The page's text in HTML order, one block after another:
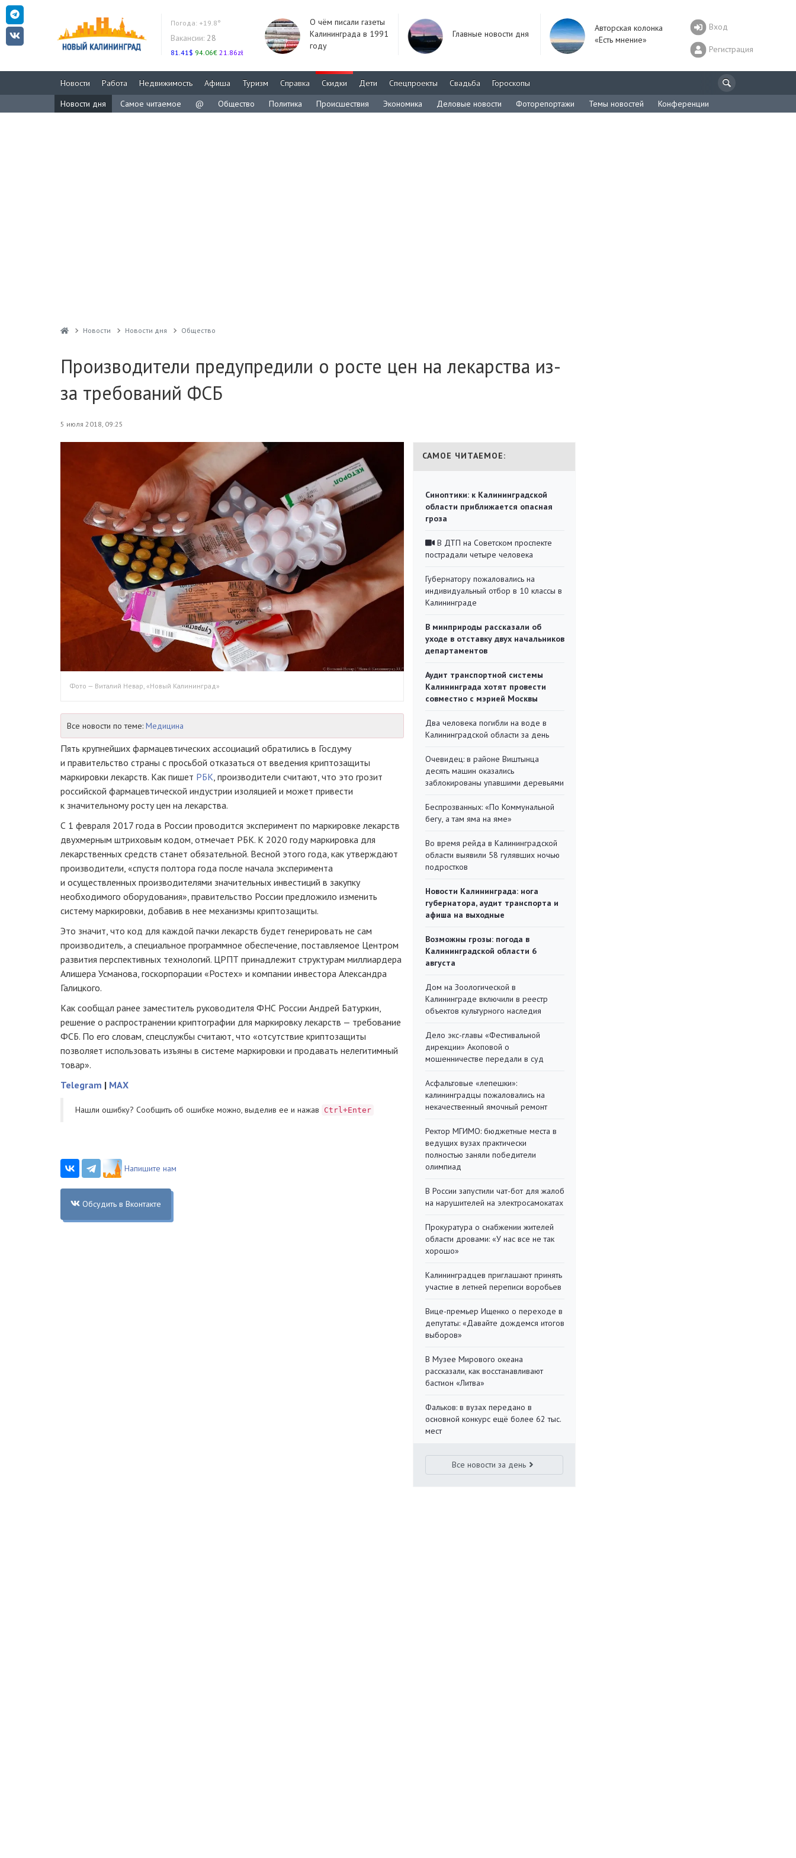
Погода: +19.8°
Вакансии: 28
81.41$ 94.06€ 21.86zł
О чём писали газеты
Калининграда в 1991
году
Главные новости дня
Авторская колонка
«Есть мнение»
Вход
Регистрация
Новости Работа Недвижимость Афиша Туризм Справка Скидки Дети Спецпроекты Свадьба
Гороскопы
Новости дня
Самое читаемое @ Общество Политика Происшествия Экономика Деловые новости Фоторепортажи Темы новостей Конференции
Новости Новости дня Общество
Производители предупредили о росте цен на лекарства из-
за требований ФСБ
5 июля 2018, 09:25
Фото — Виталий Невар, «Новый Калининград»
Все новости по теме: Медицина
Пять крупнейших фармацевтических ассоциаций обратились в Госдуму
и правительство страны с просьбой отказаться от введения криптозащиты
маркировки лекарств. Как пишет РБК , производители считают, что это грозит
российской фармацевтической индустрии изоляцией и может привести
к значительному росту цен на лекарства.
С 1 февраля 2017 года в России проводится эксперимент по маркировке лекарств
двухмерным штриховым кодом, отмечает РБК. К 2020 году маркировка для
лекарственных средств станет обязательной. Весной этого года, как утверждают
производители, «спустя полтора года после начала эксперимента
и осуществленных производителями значительных инвестиций в закупку
необходимого оборудования», правительство России предложило изменить
систему маркировки, добавив в нее механизмы криптозащиты.
Это значит, что код для каждой пачки лекарств будет генерировать не сам
производитель, а специальное программное обеспечение, поставляемое Центром
развития перспективных технологий. ЦРПТ принадлежит структурам миллиардера
Алишера Усманова, госкорпорации «Ростех» и компании инвестора Александра
Галицкого.
Как сообщал ранее заместитель руководителя ФНС России Андрей Батуркин,
решение о распространении криптографии для маркировку лекарств — требование
ФСБ. По его словам, спецслужбы считают, что «отсутствие криптозащиты
позволяет использовать изъяны в системе маркировки и продавать нелегитимный
товар».
Telegram | MAX
Нашли ошибку? Cообщить об ошибке можно, выделив ее и нажав Ctrl+Enter
Напишите нам
Обсудить в Вконтакте
САМОЕ ЧИТАЕМОЕ:
Синоптики: к Калининградской
области приближается опасная
гроза
В ДТП на Советском проспекте
пострадали четыре человека
Губернатору пожаловались на
индивидуальный отбор в 10 классы в
Калининграде
В минприроды рассказали об
уходе в отставку двух начальников
департаментов
Аудит транспортной системы
Калининграда хотят провести
совместно с мэрией Москвы
Два человека погибли на воде в
Калининградской области за день
Очевидец: в районе Виштынца
десять машин оказались
заблокированы упавшими деревьями
Беспрозванных: «По Коммунальной
бегу, а там яма на яме»
Во время рейда в Калининградской
области выявили 58 гулявших ночью
подростков
Новости Калининграда: нога
губернатора, аудит транспорта и
афиша на выходные
Возможны грозы: погода в
Калининградской области 6
августа
Дом на Зоологической в
Калининграде включили в реестр
объектов культурного наследия
Дело экс-главы «Фестивальной
дирекции» Акоповой о
мошенничестве передали в суд
Асфальтовые «лепешки»:
калининградцы пожаловались на
некачественный ямочный ремонт
Ректор МГИМО: бюджетные места в
ведущих вузах практически
полностью заняли победители
олимпиад
В России запустили чат-бот для жалоб
на нарушителей на электросамокатах
Прокуратура о снабжении жителей
области дровами: «У нас все не так
хорошо»
Калининградцев приглашают принять
участие в летней переписи воробьев
Вице-премьер Ищенко о переходе в
депутаты: «Давайте дождемся итогов
выборов»
В Музее Мирового океана
рассказали, как восстанавливают
бастион «Литва»
Фальков: в вузах передано в
основной конкурс ещё более 62 тыс.
мест
Все новости за день